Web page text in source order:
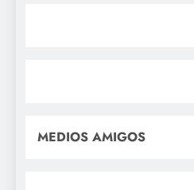
MEDIOS AMIGOS